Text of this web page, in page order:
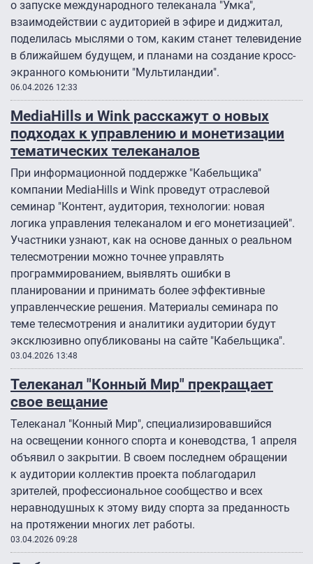
о запуске международного телеканала "Умка",
взаимодействии с аудиторией в эфире и диджитал,
поделилась мыслями о том, каким станет телевидение
в ближайшем будущем, и планами на создание кросс-
экранного комьюнити "Мультиландии".
06.04.2026 12:33
MediaHills и Wink расскажут о новых
подходах к управлению и монетизации
тематических телеканалов
При информационной поддержке "Кабельщика"
компании MediaHills и Wink проведут отраслевой
семинар "Контент, аудитория, технологии: новая
логика управления телеканалом и его монетизацией".
Участники узнают, как на основе данных о реальном
телесмотрении можно точнее управлять
программированием, выявлять ошибки в
планировании и принимать более эффективные
управленческие решения. Материалы семинара по
теме телесмотрения и аналитики аудитории будут
эксклюзивно опубликованы на сайте "Кабельщика".
03.04.2026 13:48
Телеканал "Конный Мир" прекращает
свое вещание
Телеканал "Конный Мир", специализировавшийся
на освещении конного спорта и коневодства, 1 апреля
объявил о закрытии. В своем последнем обращении
к аудитории коллектив проекта поблагодарил
зрителей, профессиональное сообщество и всех
неравнодушных к этому виду спорта за преданность
на протяжении многих лет работы.
03.04.2026 09:28